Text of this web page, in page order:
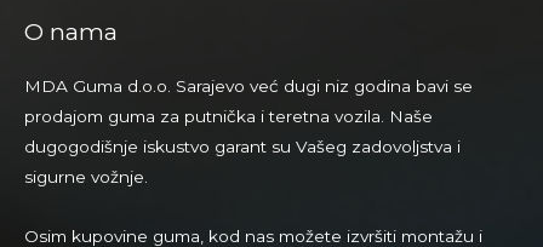
zašto
ljetne
gume
te
kako
O nama
MDA Guma d.o.o. Sarajevo već dugi niz godina bavi se
prodajom guma za putnička i teretna vozila. Naše
dugogodišnje iskustvo garant su Vašeg zadovoljstva i
sigurne vožnje.
Osim kupovine guma, kod nas možete izvršiti montažu i